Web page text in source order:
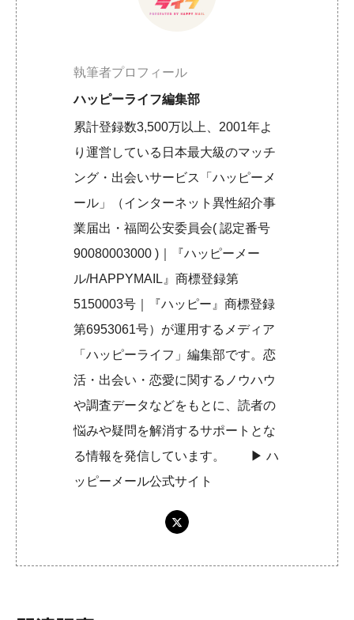
執筆者プロフィール
ハッピーライフ編集部
累計登録数3,500万以上、2001年よ
り運営している日本最大級のマッチ
ング・出会いサービス「ハッピーメ
ール」（インターネット異性紹介事
業届出・福岡公安委員会( 認定番号
90080003000 )｜『ハッピーメー
ル/HAPPYMAIL』商標登録第
5150003号｜『ハッピー』商標登録
第6953061号）が運用するメディア
「ハッピーライフ」編集部です。恋
活・出会い・恋愛に関するノウハウ
や調査データなどをもとに、読者の
悩みや疑問を解消するサポートとな
る情報を発信しています。 ▶︎ハ
ッピーメール公式サイト